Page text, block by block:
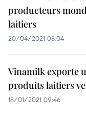
producteurs
laitiers
20/04/2021 08:04
Vinamilk exporte
produits laitiers
18/01/2021 09:46